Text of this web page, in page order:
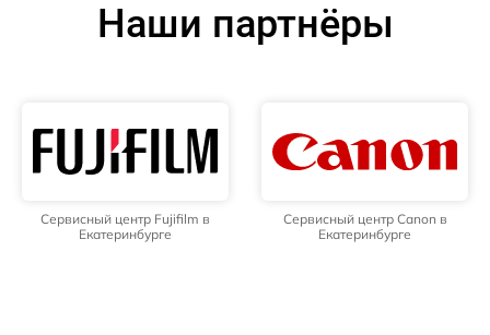
Наши партнёры
Сервисный центр Fujifilm в
Екатеринбурге
Сервисный центр Canon в
Екатеринбурге